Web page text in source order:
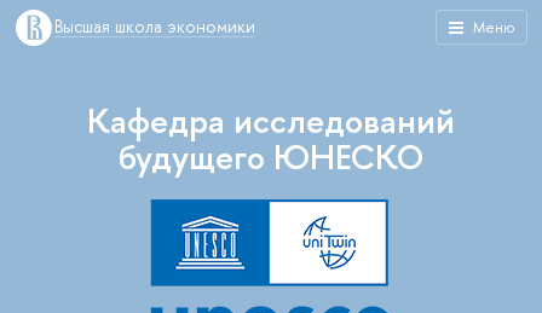
Меню
Высшая школа экономики
Кафедра исследований
будущего ЮНЕСКО